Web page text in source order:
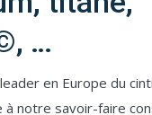
…
en Europe du
à notre savoir-faire